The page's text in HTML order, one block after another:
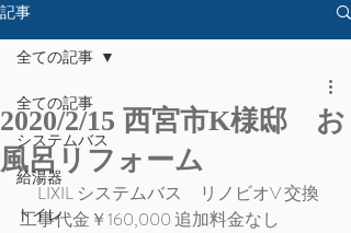
記事
全ての記事
システムバス
給湯器
トイレ
全ての記事
2020/2/15 西宮市K様邸 お
風呂リフォーム
LIXIL システムバス　リノビオV 交換
工事代金￥160,000 追加料金なし